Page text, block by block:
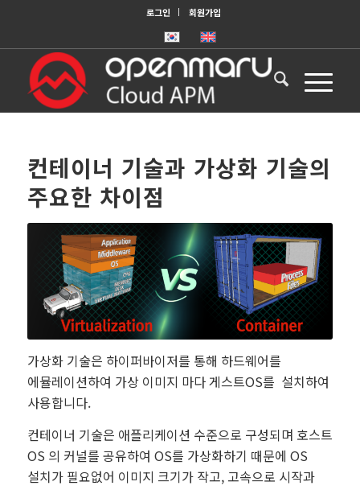
로그인 회원가입
컨테이너 기술과 가상화 기술의
주요한 차이점
가상화 기술은 하이퍼바이저를 통해 하드웨어를
에뮬레이션하여 가상 이미지 마다 게스트OS를 설치하여
사용합니다.
컨테이너 기술은 애플리케이션 수준으로 구성되며 호스트
OS 의 커널를 공유하여 OS를 가상화하기 때문에 OS
설치가 필요없어 이미지 크기가 작고, 고속으로 시작과